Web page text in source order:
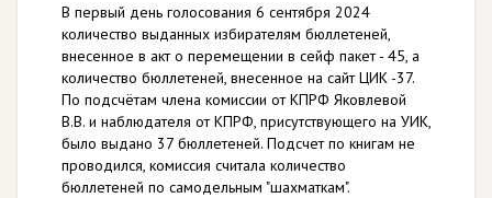
В первый день голосования 6 сентября 2024
количество выданных избирателям бюллетеней,
внесенное в акт о перемещении в сейф пакет - 45, а
количество бюллетеней, внесенное на сайт ЦИК -37.
По подсчётам члена комиссии от КПРФ Яковлевой
В.В. и наблюдателя от КПРФ, присутствующего на УИК,
было выдано 37 бюллетеней. Подсчет по книгам не
проводился, комиссия считала количество
бюллетеней по самодельным "шахматкам".